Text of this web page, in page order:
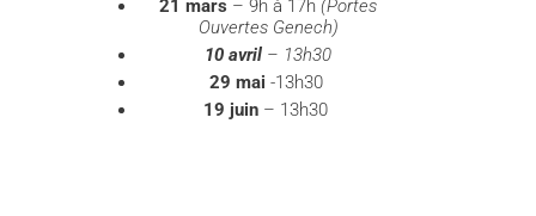
21 mars – 9h à 17h (Portes
Ouvertes Genech)
10 avril – 13h30
29 mai -13h30
19 juin – 13h30